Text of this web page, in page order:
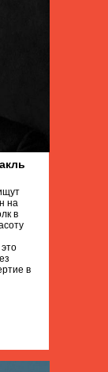
на
в
в